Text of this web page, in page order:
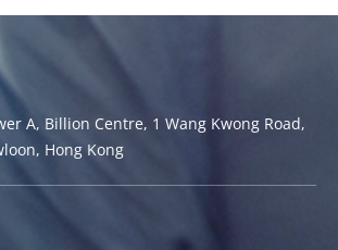
A, Billion Centre, 1 Wang Kwong Road,
Hong Kong